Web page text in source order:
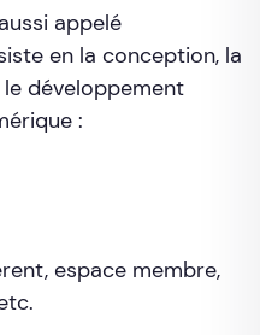
appelé
en la conception, la
développement
:
espace membre,